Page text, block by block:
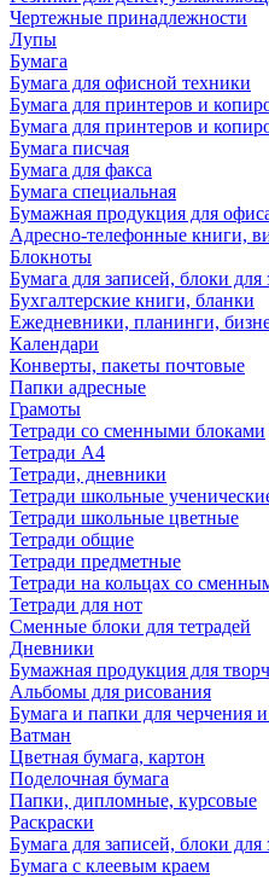
Чертежные принадлежности
Лупы
Бумага
Бумага для офисной техники
Бумага для принтеров и
Бумага для принтеров и
Бумага писчая
Бумага для факса
Бумага специальная
Бумажная продукция для
Адресно-телефонные книги,
Блокноты
Бумага для записей, блоки для
Бухгалтерские книги, бланки
Ежедневники, планинги,
Календари
Конверты, пакеты почтовые
Папки адресные
Грамоты
Тетради со сменными блоками
Тетради А4
Тетради, дневники
Тетради школьные
Тетради школьные цветные
Тетради общие
Тетради предметные
Тетради на кольцах со
Тетради для нот
Сменные блоки для тетрадей
Дневники
Бумажная продукция для
Альбомы для рисования
Бумага и папки для черчения
Ватман
Цветная бумага, картон
Поделочная бумага
Папки, дипломные, курсовые
Раскраски
Бумага для записей, блоки для
Бумага с клеевым краем